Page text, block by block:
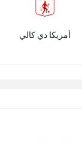
أمريكا دي كالي